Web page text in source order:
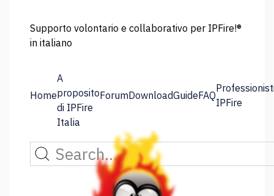
Supporto volontario e collaborativo per IPFire!®
in italiano
Home
A
proposito
di IPFire
Italia
ForumDownloadGuideFAQ
IPFire